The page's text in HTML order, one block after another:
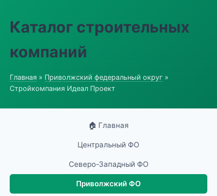
Каталог строительных
компаний
Главная » Приволжский федеральный округ »
Стройкомпания Идеал Проект
🏠 Главная
Центральный ФО
Северо-Западный ФО
Приволжский ФО